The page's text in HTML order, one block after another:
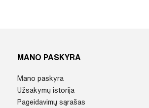
MANO PASKYRA
Mano paskyra
Užsakymų istorija
Pageidavimų sąrašas